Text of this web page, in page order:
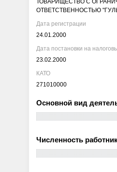
ОТВЕТСТВЕННОСТЬЮ
Дата регистрации
24.01.2000
Дата постановки на
23.02.2000
КАТО
271010000
Основной вид
Численность